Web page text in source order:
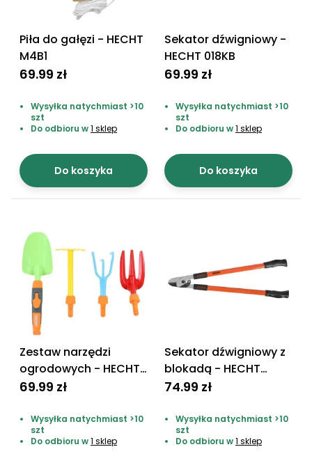
Piła do gałęzi - HECHT
M4B1
69.99 zł
Wysyłka natychmiast >10
szt
Do odbioru w1 sklep
Do koszyka
Sekator dźwigniowy -
HECHT 018KB
69.99 zł
Wysyłka natychmiast >10
szt
Do odbioru w1 sklep
Do koszyka
Zestaw narzędzi
ogrodowych - HECHT
900411
69.99 zł
Wysyłka natychmiast >10
szt
Do odbioru w1 sklep
Sekator dźwigniowy z
blokadą - HECHT
020AKB
74.99 zł
Wysyłka natychmiast >10
szt
Do odbioru w1 sklep